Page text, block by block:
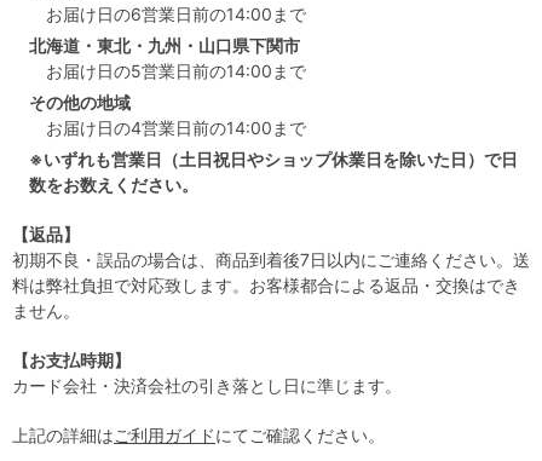
お届け日の6営業日前の14:00まで
北海道・東北・九州・山口県下関市
お届け日の5営業日前の14:00まで
その他の地域
お届け日の4営業日前の14:00まで
※いずれも営業日（土日祝日やショップ休業日を除いた日）で日
数をお数えください。
【返品】
初期不良・誤品の場合は、商品到着後7日以内にご連絡ください。送
料は弊社負担で対応致します。お客様都合による返品・交換はでき
ません。
【お支払時期】
カード会社・決済会社の引き落とし日に準じます。
上記の詳細はご利用ガイドにてご確認ください。